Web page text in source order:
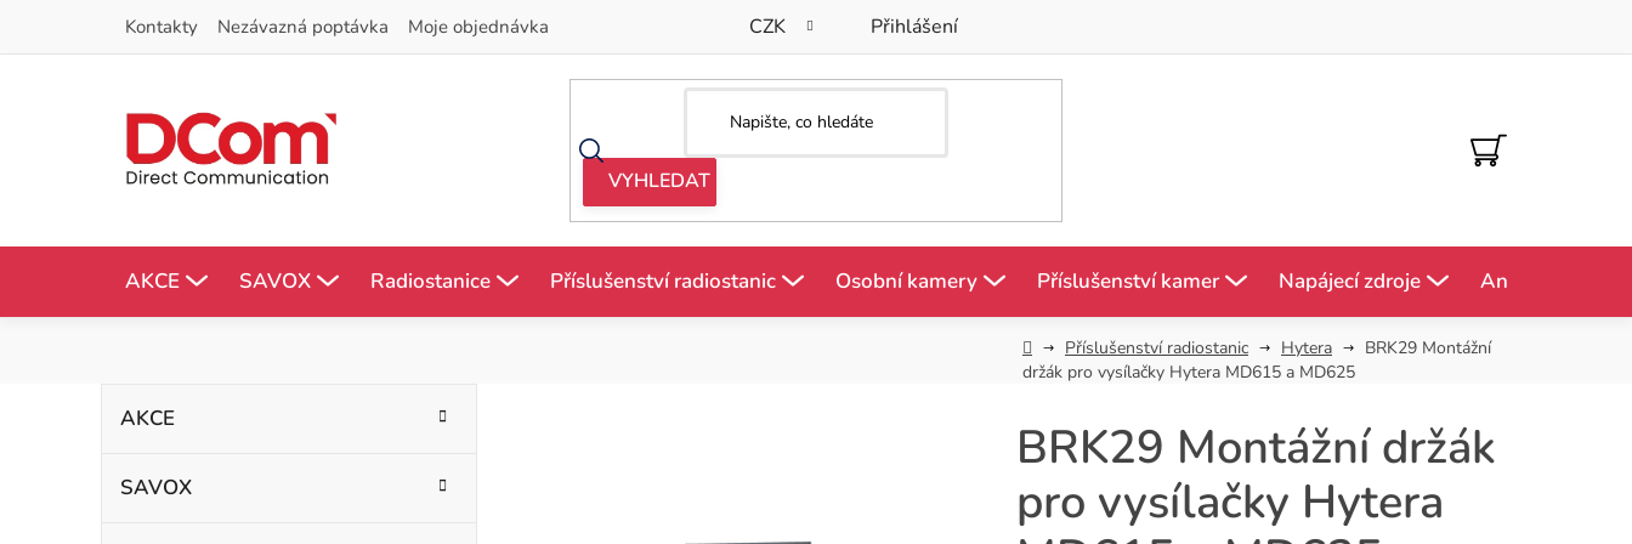
Kontakty Nezávazná poptávka Moje objednávka CZK Přihlášení
NÁKUPNÍ
KOŠÍK
AKCE SAVOX Radiostanice Příslušenství radiostanic Osobní kamery Příslušenství kamer Napájecí zdroje Antény
DomůPříslušenství radiostanic Hytera
BRK29 Montážní
držák pro vysílačky Hytera MD615 a MD625
P
kategorie
AKCE
SAVOX
BRK29 Montážní držák
pro vysílačky Hytera